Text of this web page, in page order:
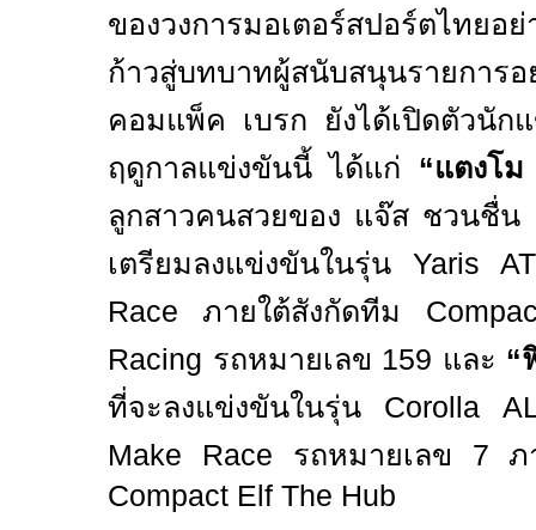
ของวงการมอเตอร์สปอร์ตไทย
ก้าวสู่บทบาทผู้สนับสนุนรายการอ
คอมแพ็ค เบรก ยังได้เปิดตัวนัก
ฤดูกาลแข่งขันนี้ ได้แก่ “แตงโม
ลูกสาวคนสวยของ แจ๊ส ชวนชื่
เตรียมลงแข่งขันในรุ่น Yaris
Raceภายใต้สังกัดทีม
Racing รถหมายเลข 159 และ “
ที่จะลงแข่งขันในรุ่น Corolla
Make Race รถหมายเลข 7
Compact Elf The Hub